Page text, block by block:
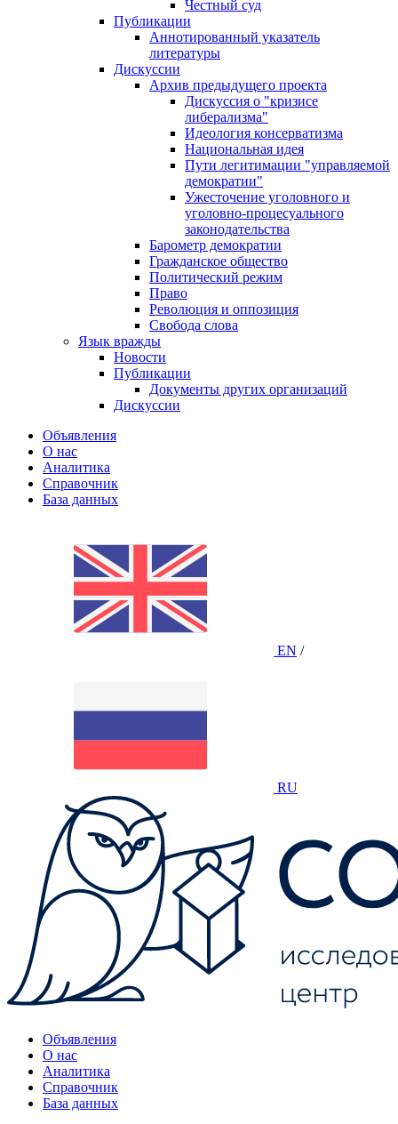
Честный суд
Публикации
Аннотированный указатель
литературы
Дискуссии
Архив предыдущего проекта
Дискуссия о "кризисе
либерализма"
Идеология консерватизма
Национальная идея
Пути легитимации "управляемой
демократии"
Ужесточение уголовного и
уголовно-процесуального
законодательства
Барометр демократии
Гражданское общество
Политический режим
Право
Революция и оппозиция
Свобода слова
Язык вражды
Новости
Публикации
Документы других организаций
Дискуссии
Объявления
О нас
Аналитика
Справочник
База данных
EN /
RU
Объявления
О нас
Аналитика
Справочник
База данных